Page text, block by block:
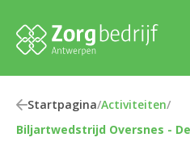
Startpagina/Activiteiten/
Biljartwedstrijd Oversnes -